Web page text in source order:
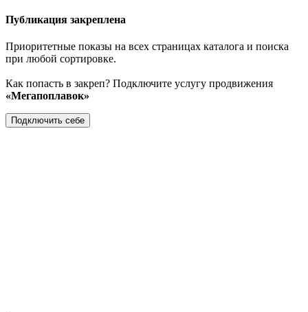
Публикация закреплена
Приоритетные показы на всех страницах каталога и поиска
при любой сортировке.
Как попасть в закреп? Подключите услугу продвижения
«Мегапоплавок»
Подключить себе